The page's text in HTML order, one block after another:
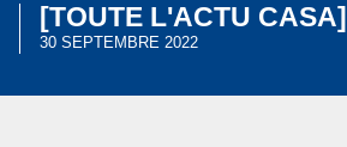
[TOUTE L'ACTU CASA]
30 SEPTEMBRE 2022